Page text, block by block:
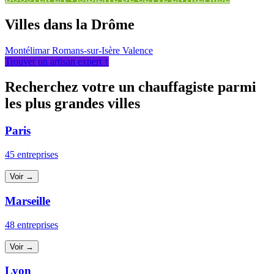
Villes dans la Drôme
MontélimarRomans-sur-Isère Valence
Trouver un artisan expert ↑
Recherchez votre un chauffagiste parmi
les plus grandes villes
Paris
45 entreprises
Voir →
Marseille
48 entreprises
Voir →
Lyon